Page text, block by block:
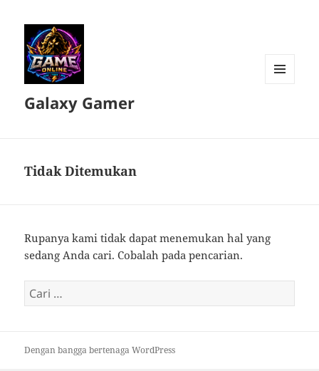
Galaxy Gamer
Tidak Ditemukan
Rupanya kami tidak dapat menemukan hal yang
sedang Anda cari. Cobalah pada pencarian.
Cari
untuk:
Dengan bangga bertenaga WordPress